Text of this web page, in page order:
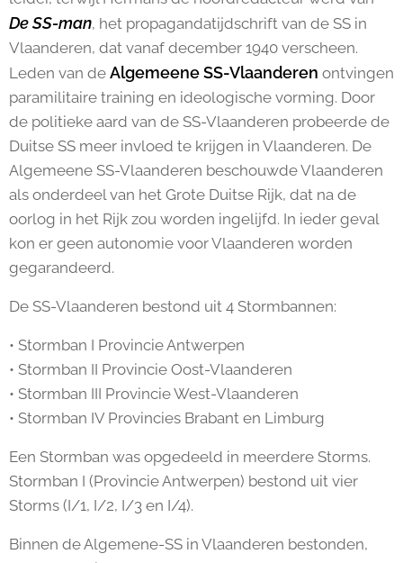
De SS-man, het propagandatijdschrift van de SS in
Vlaanderen, dat vanaf december 1940 verscheen.
Leden van de Algemeene SS-Vlaanderen ontvingen
paramilitaire training en ideologische vorming. Door
de politieke aard van de SS-Vlaanderen probeerde de
Duitse SS meer invloed te krijgen in Vlaanderen. De
Algemeene SS-Vlaanderen beschouwde Vlaanderen
als onderdeel van het Grote Duitse Rijk, dat na de
oorlog in het Rijk zou worden ingelijfd. In ieder geval
kon er geen autonomie voor Vlaanderen worden
gegarandeerd.
De SS-Vlaanderen bestond uit 4 Stormbannen:
• Stormban I Provincie Antwerpen
• Stormban II Provincie Oost-Vlaanderen
• Stormban III Provincie West-Vlaanderen
• Stormban IV Provincies Brabant en Limburg
Een Stormban was opgedeeld in meerdere Storms.
Stormban I (Provincie Antwerpen) bestond uit vier
Storms (I/1, I/2, I/3 en I/4).
Binnen de Algemene-SS in Vlaanderen bestonden,